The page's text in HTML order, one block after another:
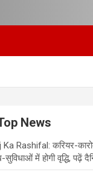
News
Ka Rashifal: करियर-
में होगी वृद्धि, पढ़ें